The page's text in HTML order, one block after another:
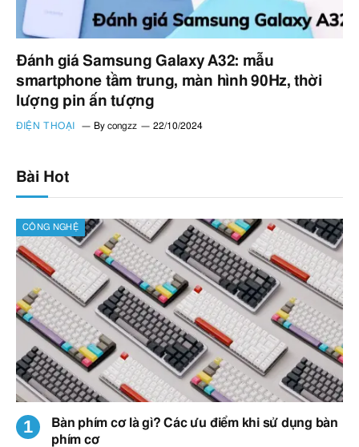
Đánh giá Samsung Galaxy A32: mẫu
smartphone tầm trung, màn hình 90Hz, thời
lượng pin ấn tượng
ĐIỆN THOẠI By congzz 22/10/2024
Bài Hot
CÔNG NGHỆ
Bàn phím cơ là gì? Các ưu điểm khi sử dụng bàn
phím cơ